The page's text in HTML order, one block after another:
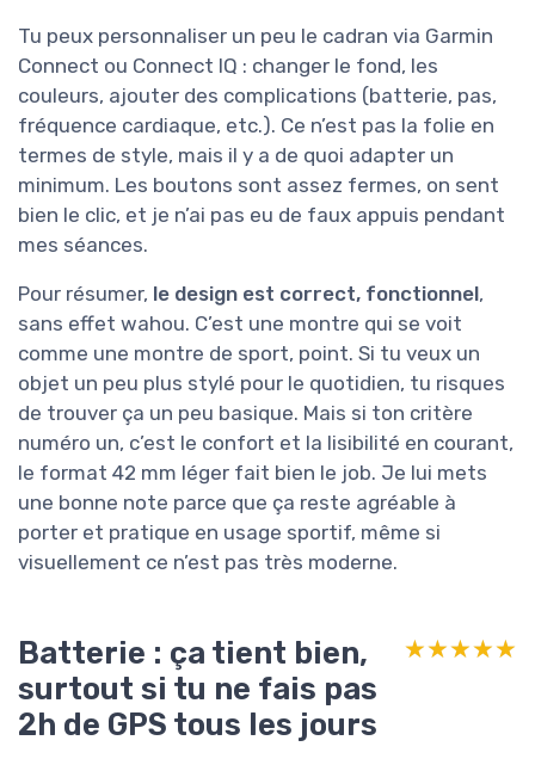
Tu peux personnaliser un peu le cadran via Garmin
Connect ou Connect IQ : changer le fond, les
couleurs, ajouter des complications (batterie, pas,
fréquence cardiaque, etc.). Ce n’est pas la folie en
termes de style, mais il y a de quoi adapter un
minimum. Les boutons sont assez fermes, on sent
bien le clic, et je n’ai pas eu de faux appuis pendant
mes séances.
Pour résumer, le design est correct, fonctionnel,
sans effet wahou. C’est une montre qui se voit
comme une montre de sport, point. Si tu veux un
objet un peu plus stylé pour le quotidien, tu risques
de trouver ça un peu basique. Mais si ton critère
numéro un, c’est le confort et la lisibilité en courant,
le format 42 mm léger fait bien le job. Je lui mets
une bonne note parce que ça reste agréable à
porter et pratique en usage sportif, même si
visuellement ce n’est pas très moderne.
Batterie : ça tient bien,
surtout si tu ne fais pas
2h de GPS tous les jours
★★★★★
★★★★★